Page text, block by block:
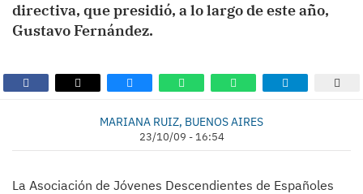
directiva, que presidió, a lo largo de este año,
Gustavo Fernández.
MARIANA RUIZ, BUENOS AIRES
23/10/09 - 16:54
La Asociación de Jóvenes Descendientes de Españoles